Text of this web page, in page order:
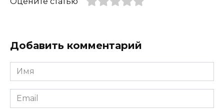
Добавить комментарий
Имя
*
Email
*